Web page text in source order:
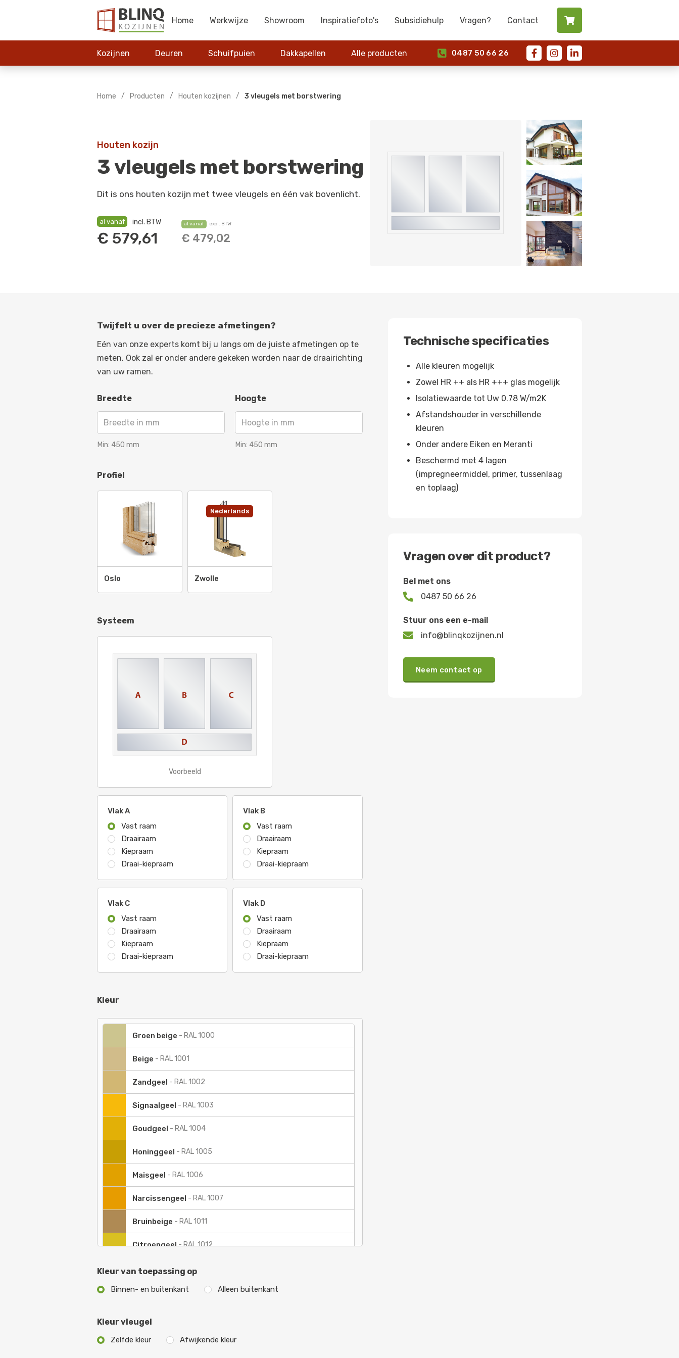
Home Werkwijze Showroom Inspiratiefoto's Subsidiehulp Vragen? Contact 
Kozijnen Deuren Schuifpuien Dakkapellen Alle producten  0487 50 66 26   
Home / Producten / Houten kozijnen / 3 vleugels met borstwering
Houten kozijn
3 vleugels met borstwering
Dit is ons houten kozijn met twee vleugels en één vak bovenlicht.
al vanaf incl. BTW
€ 579,61
al vanaf excl. BTW
€ 479,02
Twijfelt u over de precieze afmetingen?
Eén van onze experts komt bij u langs om de juiste afmetingen op te
meten. Ook zal er onder andere gekeken worden naar de draairichting
van uw ramen.
Breedte
Min: 450 mm
Hoogte
Min: 450 mm
Profiel
Oslo
Nederlands
Zwolle
Systeem
Voorbeeld
Vlak A
Vast raam
Draairaam
Kiepraam
Draai-kiepraam
Vlak B
Vast raam
Draairaam
Kiepraam
Draai-kiepraam
Vlak C
Vast raam
Draairaam
Kiepraam
Draai-kiepraam
Vlak D
Vast raam
Draairaam
Kiepraam
Draai-kiepraam
Kleur
Groen beige - RAL 1000
Beige - RAL 1001
Zandgeel - RAL 1002
Signaalgeel - RAL 1003
Goudgeel - RAL 1004
Honinggeel - RAL 1005
Maisgeel - RAL 1006
Narcissengeel - RAL 1007
Bruinbeige - RAL 1011
Citroengeel-RAL 1012
Parelwit-RAL 1013
Ivoorkleurig-RAL 1014
Roodoranje -RAL 2001
Kleur van toepassing op
Binnen- en buitenkant Alleen buitenkant
Kleur vleugel
Zelfde kleur Afwijkende kleur
Technische specificaties
Alle kleuren mogelijk
Zowel HR ++ als HR +++ glas mogelijk
Isolatiewaarde tot Uw 0.78 W/m2K
Afstandshouder in verschillende
kleuren
Onder andere Eiken en Meranti
Beschermd met 4 lagen
(impregneermiddel, primer, tussenlaag
en toplaag)
Vragen over dit product?
Bel met ons
 0487 50 66 26
Stuur ons een e-mail
 info@blinqkozijnen.nl
Neem contact op